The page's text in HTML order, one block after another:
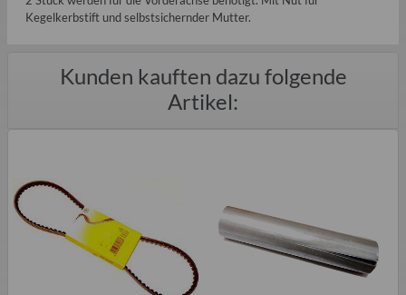
Kegelkerbstift und selbstsichernder Mutter.
Kunden kauften dazu folgende
Artikel: